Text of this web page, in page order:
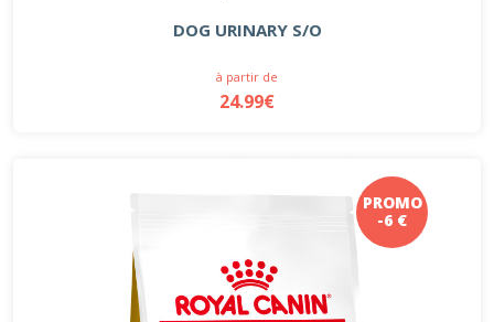
DOG URINARY S/O
à partir de
24.99€
PROMO
-6 €